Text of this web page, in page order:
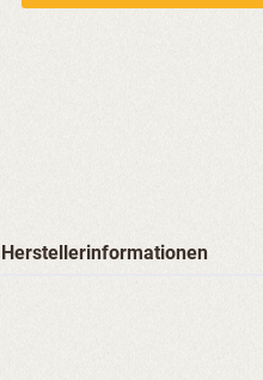
Herstellerinformationen